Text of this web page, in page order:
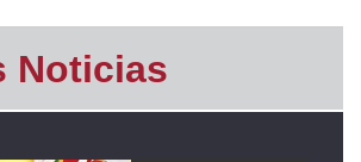
Noticias